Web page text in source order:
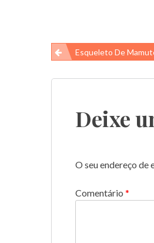
Navegação
de
Esqueleto De Mamute
Deixe
O seu endereço de
Comentário *